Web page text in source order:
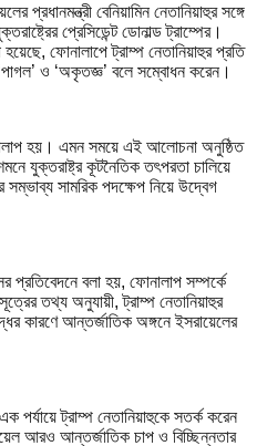
প্রধানমন্ত্রী বেনিয়ামিন নেতানিয়াহুর সঙ্গে
প্রেসিডেন্ট ডোনাল্ড ট্রাম্পের।
হয়েছে, ফোনালাপে ট্রাম্প নেতানিয়াহুর প্রতি
ও ‘অকৃতজ্ঞ’ বলে সম্বোধন করেন।
হয়। এমন সময়ে এই আলোচনা অনুষ্ঠিত
যুক্তরাষ্ট্র কূটনৈতিক তৎপরতা চালিয়ে
সম্ভাব্য সামরিক পদক্ষেপ নিয়ে উদ্বেগ
প্রতিবেদনে বলা হয়, ফোনালাপ সম্পর্কে
তথ্য অনুযায়ী, ট্রাম্প নেতানিয়াহুর
কারণে আন্তর্জাতিক অঙ্গনে ইসরায়েলের
ট্রাম্প নেতানিয়াহুকে সতর্ক করেন
আরও আন্তর্জাতিক চাপ ও বিচ্ছিন্নতার